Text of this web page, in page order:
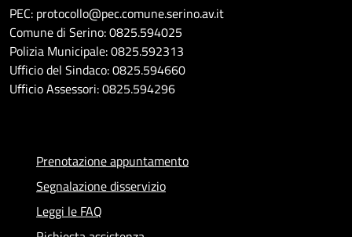
PEC: protocollo@pec.comune.serino.av.it
Comune di Serino: 0825.594025
Polizia Municipale: 0825.592313
Ufficio del Sindaco: 0825.594660
Ufficio Assessori: 0825.594296
Prenotazione appuntamento
Segnalazione disservizio
Leggi le FAQ